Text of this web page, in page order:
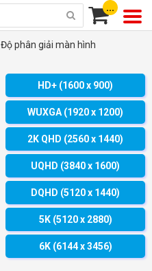
...
Độ phân giải màn hình
HD+ (1600 x 900)
WUXGA (1920 x 1200)
2K QHD (2560 x 1440)
UQHD (3840 x 1600)
DQHD (5120 x 1440)
5K (5120 x 2880)
6K (6144 x 3456)